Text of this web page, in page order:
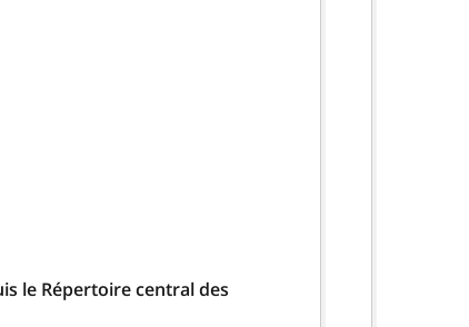
le Répertoire central des